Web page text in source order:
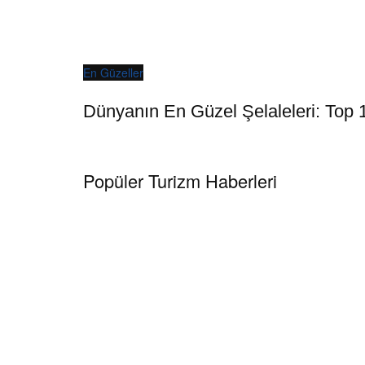
En Güzeller
Dünyanın En Güzel Şelaleleri: Top
Popüler Turizm Haberleri